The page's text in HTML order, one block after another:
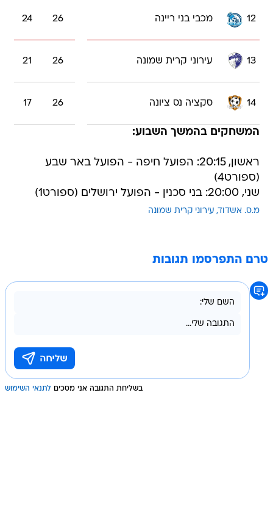
12 מכבי בני ריינה 26
24
13 עירוני קרית שמונה 26
21
14 סקציה נס ציונה 26
17
המשחקים בהמשך השבוע:
ראשון, 20:15: הפועל חיפה - הפועל באר שבע
(ספורט4)
שני, 20:00: בני סכנין - הפועל ירושלים (ספורט1)
מ.ס. אשדוד עירוני קרית שמונה
טרם התפרסמו תגובות
בשליחת התגובה אני מסכים לתנאי השימוש